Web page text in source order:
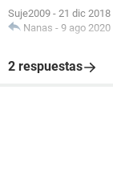
Suje2009 - 21 dic
Nanas - 9 ago
2 respuestas